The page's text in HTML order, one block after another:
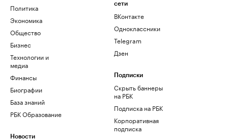
Политика
Экономика
Общество
Бизнес
Технологии и
медиа
Финансы
Биографии
База знаний
РБК Образование
Новости
сети
ВКонтакте
Одноклассники
Telegram
Дзен
Подписки
Скрыть баннеры
на РБК
Подписка на РБК
Корпоративная
подписка